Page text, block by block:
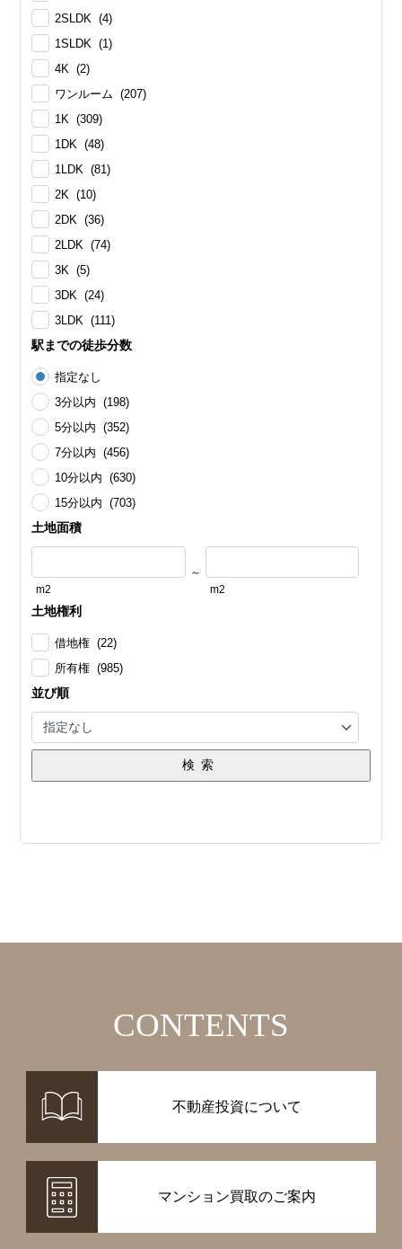
2SLDK (4)
1SLDK (1)
4K (2)
ワンルーム (207)
1K (309)
1DK (48)
1LDK (81)
2K (10)
2DK (36)
2LDK (74)
3K (5)
3DK (24)
3LDK (111)
駅までの徒歩分数
指定なし
3分以内 (198)
5分以内 (352)
7分以内 (456)
10分以内 (630)
15分以内 (703)
土地面積
m2
～
m2
土地権利
借地権 (22)
所有権 (985)
並び順
検索
CONTENTS
不動産投資について
マンション買取のご案内